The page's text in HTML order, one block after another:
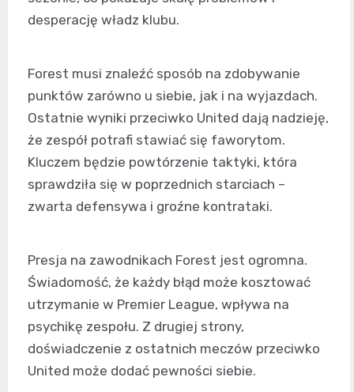
desperację władz klubu.
Forest musi znaleźć sposób na zdobywanie
punktów zarówno u siebie, jak i na wyjazdach.
Ostatnie wyniki przeciwko United dają nadzieję,
że zespół potrafi stawiać się faworytom.
Kluczem będzie powtórzenie taktyki, która
sprawdziła się w poprzednich starciach –
zwarta defensywa i groźne kontrataki.
Presja na zawodnikach Forest jest ogromna.
Świadomość, że każdy błąd może kosztować
utrzymanie w Premier League, wpływa na
psychikę zespołu. Z drugiej strony,
doświadczenie z ostatnich meczów przeciwko
United może dodać pewności siebie.